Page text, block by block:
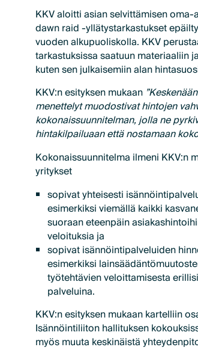
KKV aloitti asian selvittämisen
dawn raid -yllätystarkastukset
vuoden alkupuoliskolla. KKV
tarkastuksissa saatuun materiaaliin
kuten sen julkaisemiin alan
KKV:n esityksen mukaan
menettelyt muodostivat hintojen
kokonaissuunnitelman, jolla ne
hintakilpailuaan että nostamaan
Kokonaissuunnitelma ilmeni KKV:n
yritykset
sopivat yhteisesti
esimerkiksi viemällä kaikki
suoraan eteenpäin
veloituksia ja
sopivat isännöintipalveluiden
esimerkiksi
työtehtävien veloittamisesta
palveluina.
KKV:n esityksen mukaan kartelliin
Isännöintiliiton hallituksen
myös muuta keskinäistä